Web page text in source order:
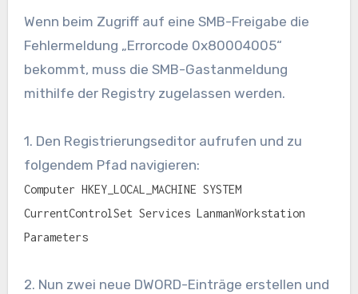
Wenn beim Zugriff auf eine SMB-Freigabe die
Fehlermeldung „Errorcode 0x80004005“
bekommt, muss die SMB-Gastanmeldung
mithilfe der Registry zugelassen werden.
1. Den Registrierungseditor aufrufen und zu
folgendem Pfad navigieren:
Computer HKEY_LOCAL_MACHINE SYSTEM
CurrentControlSet Services LanmanWorkstation
Parameters
2. Nun zwei neue DWORD-Einträge erstellen und